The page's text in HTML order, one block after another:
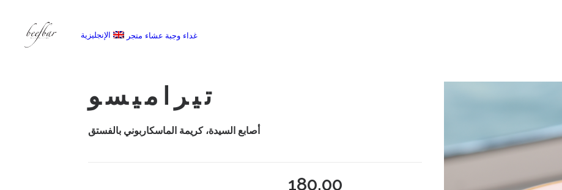
غداء وجبة عشاء متجر الإنجليزية
تيراميسو
أصابع السيدة، كريمة الماسكاربوني بالفستق
180.00